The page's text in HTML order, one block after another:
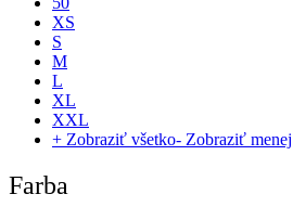
XS
S
M
L
XL
XXL
+ Zobraziť všetko- Zobraziť menej
Farba